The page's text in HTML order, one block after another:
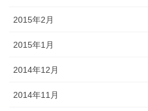
2015年2月
2015年1月
2014年12月
2014年11月